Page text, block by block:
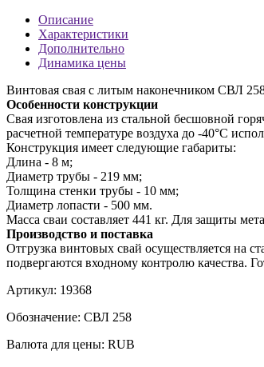
Описание
Характеристики
Дополнительно
Динамика цены
Винтовая свая с литым наконечником СВЛ
Особенности конструкции
Свая изготовлена из стальной бесшовной
расчетной температуре воздуха до -40°С
Конструкция имеет следующие габариты:
Длина - 8 м;
Диаметр трубы - 219 мм;
Толщина стенки трубы - 10 мм;
Диаметр лопасти - 500 мм.
Масса сваи составляет 441 кг. Для защиты
Производство и поставка
Отгрузка винтовых свай осуществляется на
подвергаются входному контролю качества.
Артикул: 19368
Обозначение: СВЛ 258
Валюта для цены: RUB